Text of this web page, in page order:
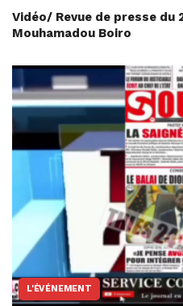
Vidéo/ Revue de presse du
Mouhamadou Boiro
L'ÉVÉNEMENT